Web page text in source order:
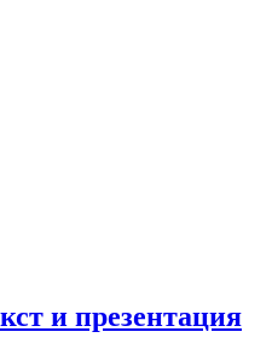
и презентация